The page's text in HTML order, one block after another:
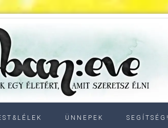
ÜNNEPEK SEGÍTSÉG!